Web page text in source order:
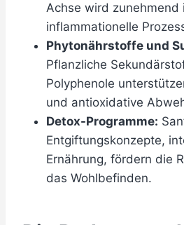
Achse wird zunehmend
inflammationelle
Phytonährstoffe und
Pflanzliche
Polyphenole
und antioxidative
Detox-Programme:
Entgiftungskonzepte,
Ernährung, fördern die
das Wohlbefinden.